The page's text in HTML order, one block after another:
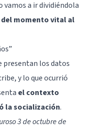
a ir dividiéndola
del momento vital al
presentan los datos
y lo que ocurrió
el contexto
la socialización.
3 de octubre de